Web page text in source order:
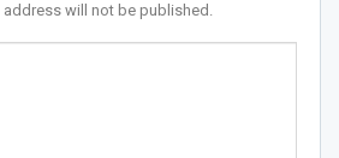
address will not be published.